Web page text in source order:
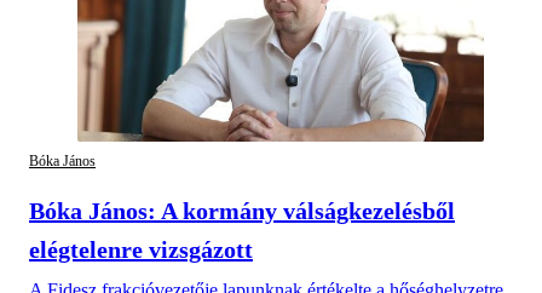
Bóka János
Bóka János: A kormány válságkezelésből
elégtelenre vizsgázott